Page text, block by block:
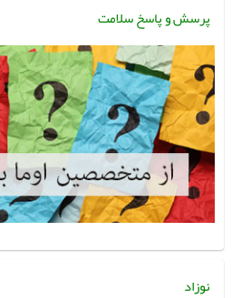
پرسش و پاسخ سلامت
نوزاد